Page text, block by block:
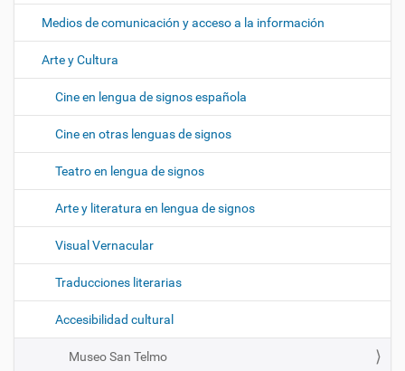
Medios de comunicación y acceso a la información
Arte y Cultura
Cine en lengua de signos española
Cine en otras lenguas de signos
Teatro en lengua de signos
Arte y literatura en lengua de signos
Visual Vernacular
Traducciones literarias
Accesibilidad cultural
Museo San Telmo